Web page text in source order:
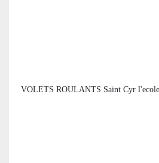
VOLETS ROULANTS Saint Cyr l'ecole